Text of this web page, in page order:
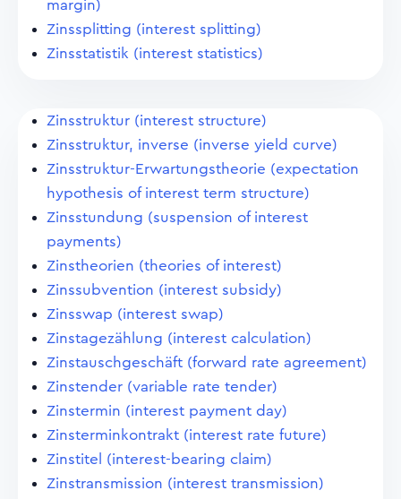
margin)
Zinssplitting (interest splitting)
Zinsstatistik (interest statistics)
Zinsstruktur (interest structure)
Zinsstruktur, inverse (inverse yield curve)
Zinsstruktur-Erwartungstheorie (expectation
hypothesis of interest term structure)
Zinsstundung (suspension of interest
payments)
Zinstheorien (theories of interest)
Zinssubvention (interest subsidy)
Zinsswap (interest swap)
Zinstagezählung (interest calculation)
Zinstauschgeschäft (forward rate agreement)
Zinstender (variable rate tender)
Zinstermin (interest payment day)
Zinsterminkontrakt (interest rate future)
Zinstitel (interest-bearing claim)
Zinstransmission (interest transmission)